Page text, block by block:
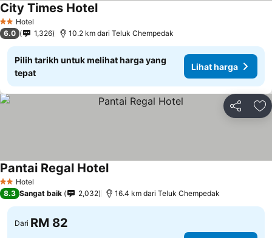
2 Bintang
Hotel
City Times HotelLihat harga
6.0 1,326 10.2 km dari Teluk Chempedak
Pilih tarikh untuk melihat harga yang
tepat
Lihat harga
Kongsi
2 Bintang
Hotel
Pantai Regal HotelLihat harga
8.3 Sangat baik 2,032 16.4 km dari Teluk Chempedak
Dari RM 82